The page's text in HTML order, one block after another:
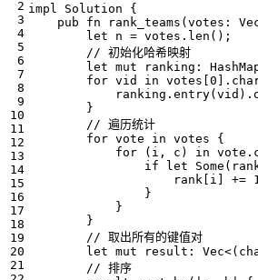
impl
Solution
{
pub
fn rank_teams (votes :
let
n = votes . len ();
let mut ranking :
for vid in votes [0 ].
ranking . entry(vid ).
}
for vote in votes
{
for
( i , c ) in vote .
if
let Some (
rank [ i ] += 1
}
}
}
let mut result : Vec<(